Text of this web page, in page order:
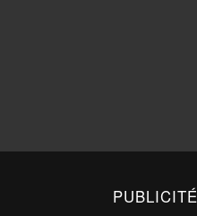
PUBLICITÉ